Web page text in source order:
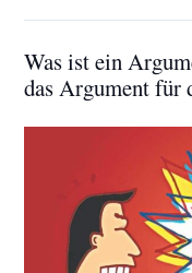
Was ist ein
das Argument für